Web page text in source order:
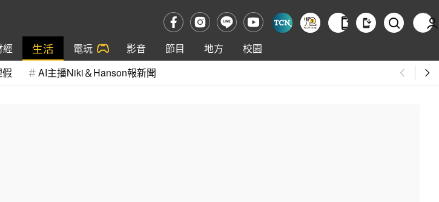
經 生活 電玩 影音 節目 地方
校園
AI主播Niki＆Hanson報新聞